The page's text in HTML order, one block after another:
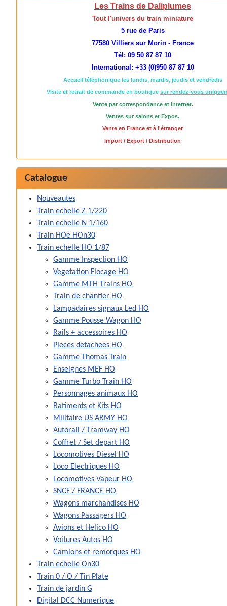
Les Trains de Daliplumes
Tout l'univers du train miniature
5 rue de Paris
77580 Villiers sur Morin - France
Tél: 09 50 87 87 10
International: +33 (0)950 87 87 10
Accueil téléphonique les lundis, mardis, jeudis et vendredis
Visite et retrait de commande en boutique sur rendez-vous
Vente par correspondance et Internet.
Ventes sur salons et Expos.
Vente en France et à l'étranger
Import / Export / Distribution
Catalogue
Nouveautes
Train echelle Z 1/220
Train echelle N 1/160
Train HOe HOn30
Train echelle HO 1/87
Gamme Inspection HO
Vegetation Flocage HO
Gamme MTH Trains HO
Train de chantier HO
Lampadaires signaux Led HO
Gamme Pousse Wagon HO
Rails + accessoires HO
Pieces detachees HO
Gamme Thomas Train
Enseignes MEF HO
Gamme Turbo Train HO
Personnages animaux HO
Batiments et Kits HO
Militaire US ARMY HO
Autorail / Tramway HO
Coffret / Set depart HO
Locomotives Diesel HO
Loco Electriques HO
Locomotives Vapeur HO
SNCF / FRANCE HO
Wagons marchandises HO
Wagons Passagers HO
Avions et Helico HO
Voitures Autos HO
Camions et remorques HO
Train echelle On30
Train 0 / O / Tin Plate
Train de jardin G
Digital DCC Numerique